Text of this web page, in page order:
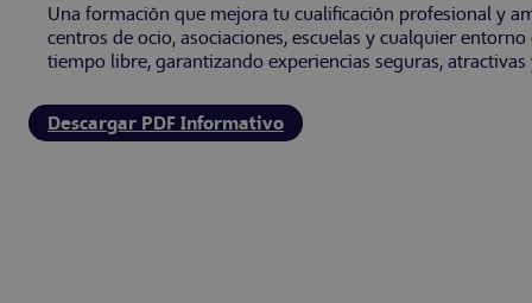
Una formación que mejora tu cualificación profesional y
centros de ocio, asociaciones, escuelas y cualquier
tiempo libre, garantizando experiencias seguras,
Descargar PDF Informativo